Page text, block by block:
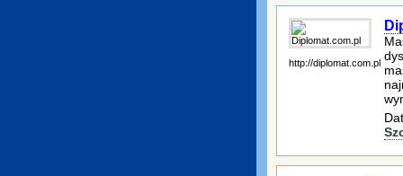
http://diplomat.com.pl